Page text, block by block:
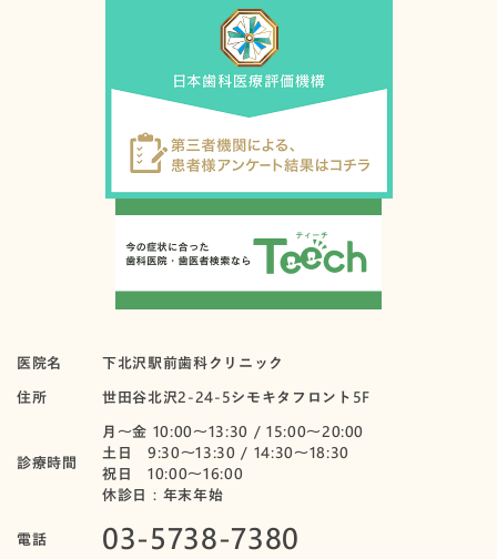
医院名
下北沢駅前歯科クリニック
住所
世田谷北沢2-24-5シモキタフロント5F
診療時間
月〜金 10:00～13:30 / 15:00～20:00
土日 9:30～13:30 / 14:30～18:30
祝日 10:00〜16:00
休診日：年末年始
電話 03-5738-7380